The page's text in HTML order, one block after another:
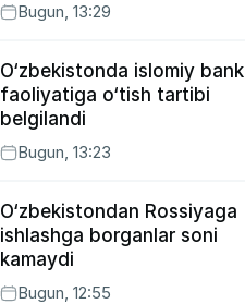
Bugun, 13:29
O‘zbekistonda islomiy bank
faoliyatiga o‘tish tartibi
belgilandi
Bugun, 13:23
O‘zbekistondan Rossiyaga
ishlashga borganlar soni
kamaydi
Bugun, 12:55